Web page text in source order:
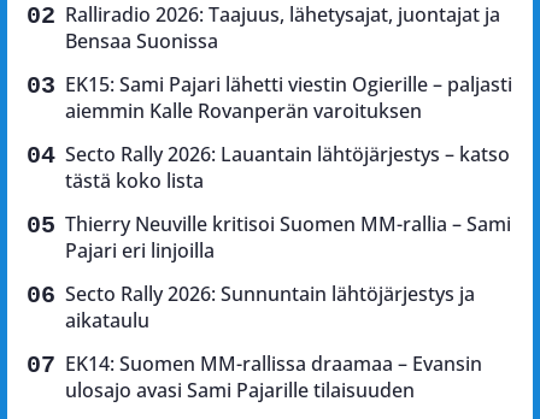
Ralliradio 2026: Taajuus, lähetysajat, juontajat ja
Bensaa Suonissa
EK15: Sami Pajari lähetti viestin Ogierille – paljasti
aiemmin Kalle Rovanperän varoituksen
Secto Rally 2026: Lauantain lähtöjärjestys – katso
tästä koko lista
Thierry Neuville kritisoi Suomen MM-rallia – Sami
Pajari eri linjoilla
Secto Rally 2026: Sunnuntain lähtöjärjestys ja
aikataulu
EK14: Suomen MM-rallissa draamaa – Evansin
ulosajo avasi Sami Pajarille tilaisuuden